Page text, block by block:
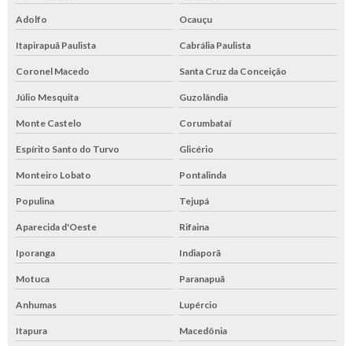
Adolfo Ocauçu
Itapirapuã Paulista Cabrália Paulista
Coronel Macedo Santa Cruz da Conceição
Júlio Mesquita Guzolândia
Monte Castelo Corumbataí
Espírito Santo do Turvo Glicério
Monteiro Lobato Pontalinda
Populina Tejupá
Aparecida d'Oeste Rifaina
Iporanga Indiaporã
Motuca Paranapuã
Anhumas Lupércio
Itapura Macedônia